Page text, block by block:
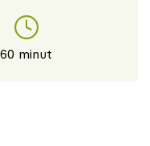
60 minut